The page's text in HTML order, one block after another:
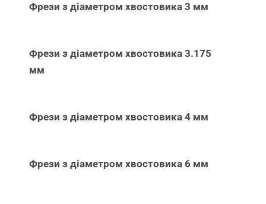
Фрези з діаметром хвостовика 3 мм
Фрези з діаметром хвостовика 3.175
мм
Фрези з діаметром хвостовика 4 мм
Фрези з діаметром хвостовика 6 мм